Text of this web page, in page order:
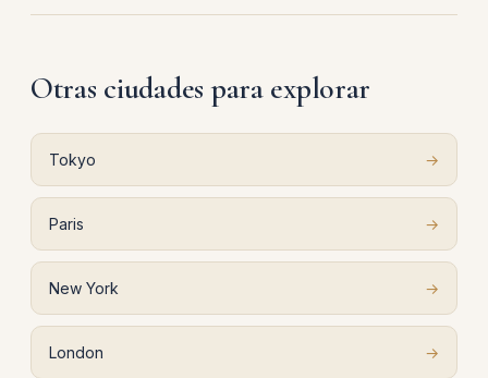
Otras ciudades para explorar
Tokyo →
Paris →
New York →
London →